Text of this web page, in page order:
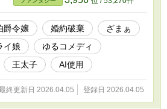
爵令嬢 婚約破棄
ざまぁ
イ娘
ゆるコメディ
王太子 AI使用
終更新日 2026.04.05 登録日 2026.04.05